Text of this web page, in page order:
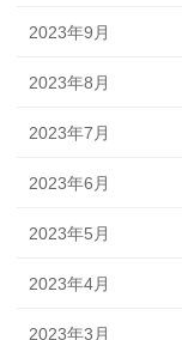
2023年9月
2023年8月
2023年7月
2023年6月
2023年5月
2023年4月
2023年3月